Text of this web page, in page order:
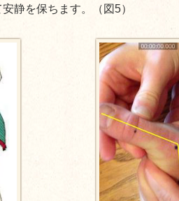
静を保ちます。（図5）